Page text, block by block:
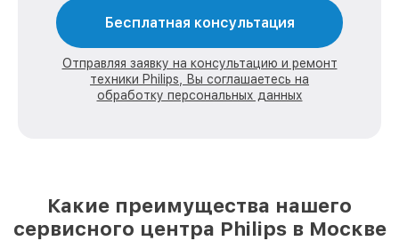
Бесплатная консультация
Отправляя заявку на консультацию и ремонт
техники Philips, Вы соглашаетесь на
обработку персональных данных
Какие преимущества нашего
сервисного центра Philips в Москве